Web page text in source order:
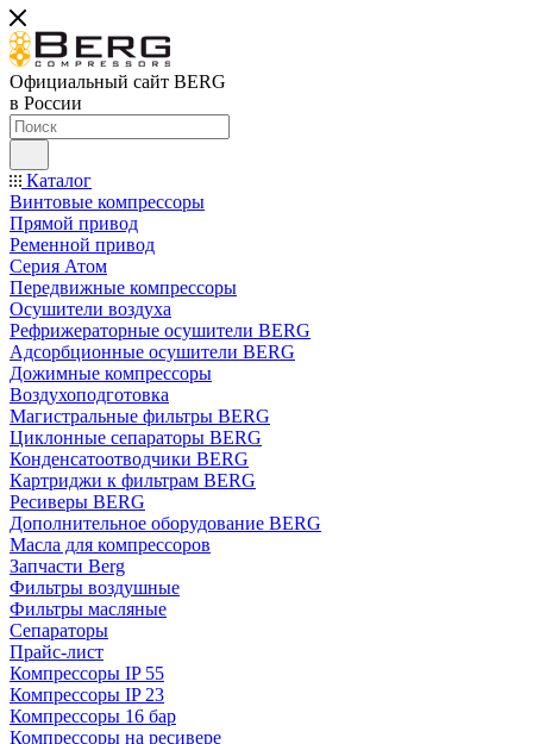
Официальный сайт BERG
в России
Каталог
Винтовые компрессоры
Прямой привод
Ременной привод
Серия Атом
Передвижные компрессоры
Осушители воздуха
Рефрижераторные осушители BERG
Адсорбционные осушители BERG
Дожимные компрессоры
Воздухоподготовка
Магистральные фильтры BERG
Циклонные сепараторы BERG
Конденсатоотводчики BERG
Картриджи к фильтрам BERG
Ресиверы BERG
Дополнительное оборудование BERG
Масла для компрессоров
Запчасти Berg
Фильтры воздушные
Фильтры масляные
Сепараторы
Прайс-лист
Компрессоры IP 55
Компрессоры IP 23
Компрессоры 16 бар
Компрессоры на ресивере